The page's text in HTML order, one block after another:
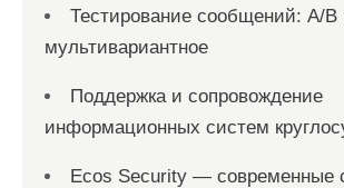
Тестирование сообщений: A/B
мультивариантное
Поддержка и сопровождение
информационных систем
Ecos Security — современные